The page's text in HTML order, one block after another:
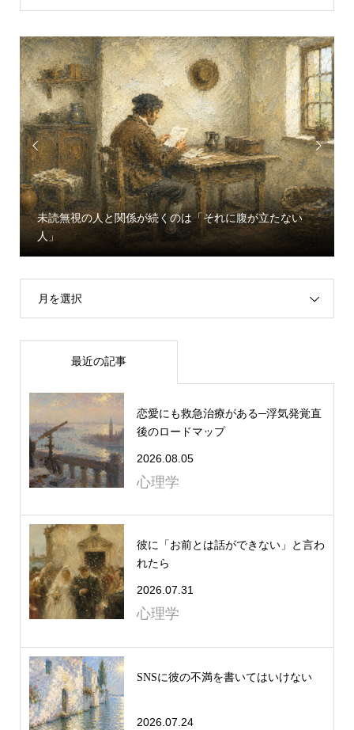

未読無視の人と関係が続くのは「それに腹が立たない
人」

月を選択
最近の記事
恋愛にも救急治療がある─浮気発覚直
後のロードマップ
2026.08.05
心理学
彼に「お前とは話ができない」と言わ
れたら
2026.07.31
心理学
SNSに彼の不満を書いてはいけない
2026.07.24